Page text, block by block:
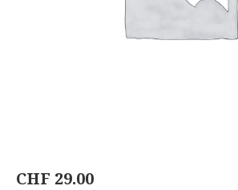
CHF 29.00